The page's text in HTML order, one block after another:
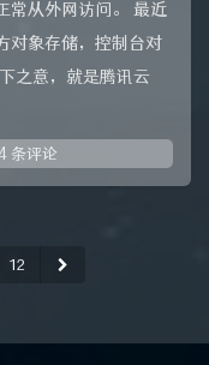
常从外网访问。 最近
对象存储，控制台对
之意，就是腾讯云
条评论
12